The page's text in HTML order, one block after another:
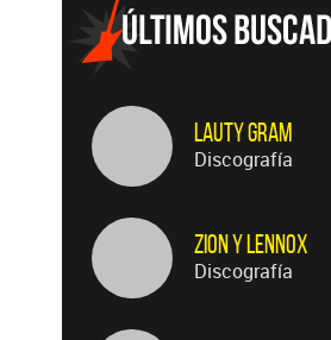
Lauty Gram
Discografía
Zion Y Lennox
Discografía